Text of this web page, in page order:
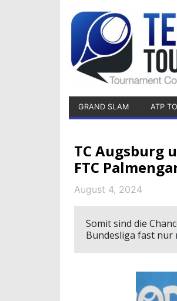
GRAND SLAM ATP
TC Augsburg
FTC
August 4, 2024
Somit sind die
Bundesliga fast